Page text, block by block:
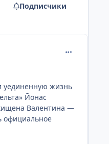
Подписчики
уединенную жизнь
Йонас
Валентина —
официальное